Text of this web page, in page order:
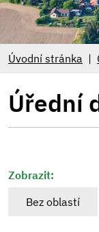
Úvodní stránka
Úřední
Zobrazit:
Bez oblastí